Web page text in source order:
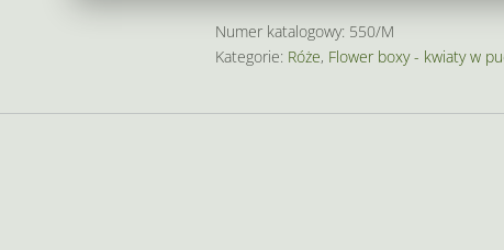
róże"
Numer katalogowy: 550/M
Kategorie: Róże, Flower boxy - kwiaty w